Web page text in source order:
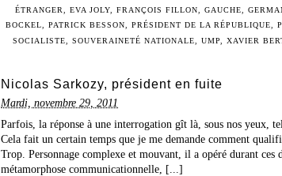
ÉTRANGER
EVA JOLY FRANÇOIS FILLON GAUCHE
BOCKEL
PATRICK BESSON PRÉSIDENT DE LA RÉPUBLIQUE
SOCIALISTE
SOUVERAINETÉ NATIONALE UMP XAVIER
Nicolas Sarkozy, président en fuite
Mardi, novembre 29, 2011
Parfois, la réponse à une interrogation gît là, sous nos yeux,
Cela fait un certain temps que je me demande comment
Trop. Personnage complexe et mouvant, il a opéré durant ces
métamorphose communicationnelle, [...]